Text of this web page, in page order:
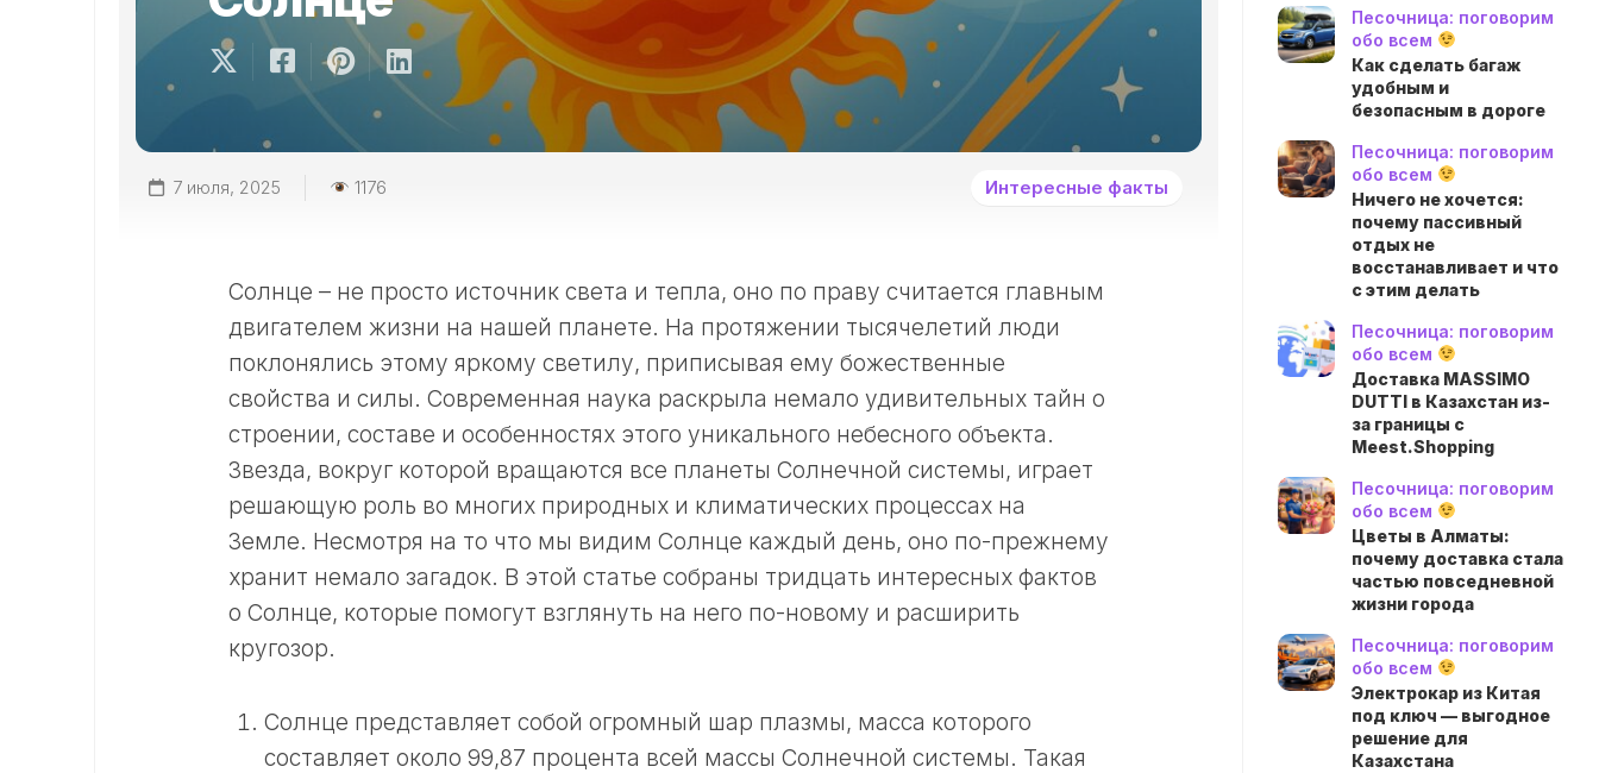
7 июля, 2025 1176 Интересные факты
Солнце – не просто источник света и тепла, оно по праву считается главным
двигателем жизни на нашей планете. На протяжении тысячелетий люди
поклонялись этому яркому светилу, приписывая ему божественные
свойства и силы. Современная наука раскрыла немало удивительных тайн о
строении, составе и особенностях этого уникального небесного объекта.
Звезда, вокруг которой вращаются все планеты Солнечной системы, играет
решающую роль во многих природных и климатических процессах на
Земле. Несмотря на то что мы видим Солнце каждый день, оно по-прежнему
хранит немало загадок. В этой статье собраны тридцать интересных фактов
о Солнце, которые помогут взглянуть на него по-новому и расширить
кругозор.
Солнце представляет собой огромный шар плазмы, масса которого
составляет около 99,87 процента всей массы Солнечной системы. Такая
Песочница: поговорим
обо всем
Как сделать багаж
удобным и
безопасным в дороге
Песочница: поговорим
обо всем
Ничего не хочется:
почему пассивный
отдых не
восстанавливает и что
с этим делать
Песочница: поговорим
обо всем
Доставка MASSIMO
DUTTI в Казахстан из-
за границы с
Meest.Shopping
Песочница: поговорим
обо всем
Цветы в Алматы:
почему доставка стала
частью повседневной
жизни города
Песочница: поговорим
обо всем
Электрокар из Китая
под ключ — выгодное
решение для
Казахстана